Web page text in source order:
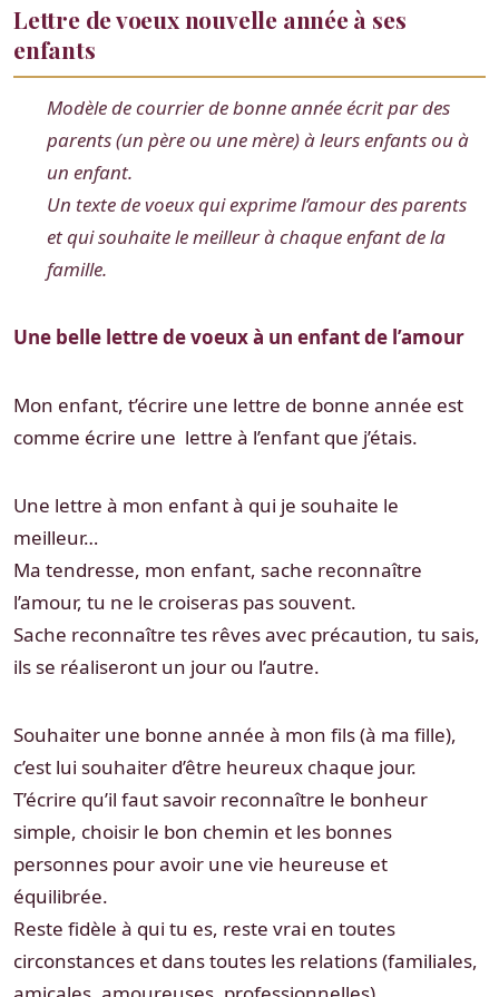
Lettre de voeux nouvelle année à ses
enfants
Modèle de courrier de bonne année écrit par des
parents (un père ou une mère) à leurs enfants ou à
un enfant.
Un texte de voeux qui exprime l’amour des parents
et qui souhaite le meilleur à chaque enfant de la
famille.
Une belle lettre de voeux à un enfant de l’amour
Mon enfant, t’écrire une lettre de bonne année est
comme écrire une lettre à l’enfant que j’étais.
Une lettre à mon enfant à qui je souhaite le
meilleur…
Ma tendresse, mon enfant, sache reconnaître
l’amour, tu ne le croiseras pas souvent.
Sache reconnaître tes rêves avec précaution, tu sais,
ils se réaliseront un jour ou l’autre.
Souhaiter une bonne année à mon fils (à ma fille),
c’est lui souhaiter d’être heureux chaque jour.
T’écrire qu’il faut savoir reconnaître le bonheur
simple, choisir le bon chemin et les bonnes
personnes pour avoir une vie heureuse et
équilibrée.
Reste fidèle à qui tu es, reste vrai en toutes
circonstances et dans toutes les relations (familiales,